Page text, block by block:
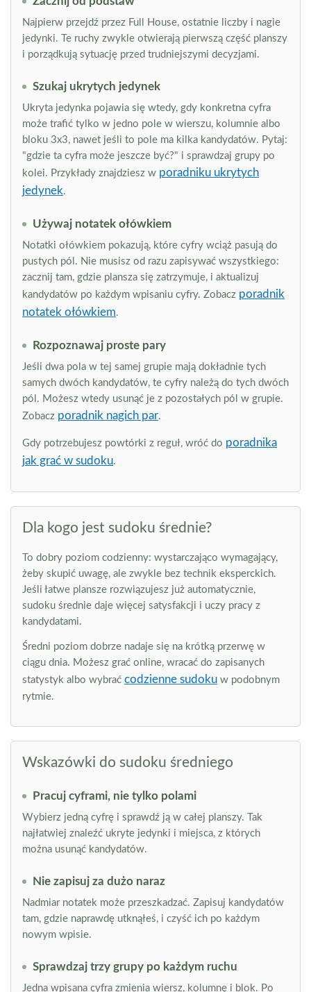
Najpierw przejdź przez Full House, ostatnie liczby i nagie
jedynki. Te ruchy zwykle otwierają pierwszą część planszy
i porządkują sytuację przed trudniejszymi decyzjami.
Szukaj ukrytych jedynek
Ukryta jedynka pojawia się wtedy, gdy konkretna cyfra
może trafić tylko w jedno pole w wierszu, kolumnie albo
bloku 3x3, nawet jeśli to pole ma kilka kandydatów. Pytaj:
"gdzie ta cyfra może jeszcze być?" i sprawdzaj grupy po
kolei. Przykłady znajdziesz w poradniku ukrytych
jedynek.
Używaj notatek ołówkiem
Notatki ołówkiem pokazują, które cyfry wciąż pasują do
pustych pól. Nie musisz od razu zapisywać wszystkiego:
zacznij tam, gdzie plansza się zatrzymuje, i aktualizuj
kandydatów po każdym wpisaniu cyfry. Zobacz poradnik
notatek ołówkiem.
Rozpoznawaj proste pary
Jeśli dwa pola w tej samej grupie mają dokładnie tych
samych dwóch kandydatów, te cyfry należą do tych dwóch
pól. Możesz wtedy usunąć je z pozostałych pól w grupie.
Zobacz poradnik nagich par.
Gdy potrzebujesz powtórki z reguł, wróć do poradnika
jak grać w sudoku.
Dla kogo jest sudoku średnie?
To dobry poziom codzienny: wystarczająco wymagający,
żeby skupić uwagę, ale zwykle bez technik eksperckich.
Jeśli łatwe plansze rozwiązujesz już automatycznie,
sudoku średnie daje więcej satysfakcji i uczy pracy z
kandydatami.
Średni poziom dobrze nadaje się na krótką przerwę w
ciągu dnia. Możesz grać online, wracać do zapisanych
statystyk albo wybrać codzienne sudoku w podobnym
rytmie.
Wskazówki do sudoku średniego
Pracuj cyframi, nie tylko polami
Wybierz jedną cyfrę i sprawdź ją w całej planszy. Tak
najłatwiej znaleźć ukryte jedynki i miejsca, z których
można usunąć kandydatów.
Nie zapisuj za dużo naraz
Nadmiar notatek może przeszkadzać. Zapisuj kandydatów
tam, gdzie naprawdę utknąłeś, i czyść ich po każdym
nowym wpisie.
Sprawdzaj trzy grupy po każdym ruchu
Jedna wpisana cyfra zmienia wiersz, kolumnę i blok. Po